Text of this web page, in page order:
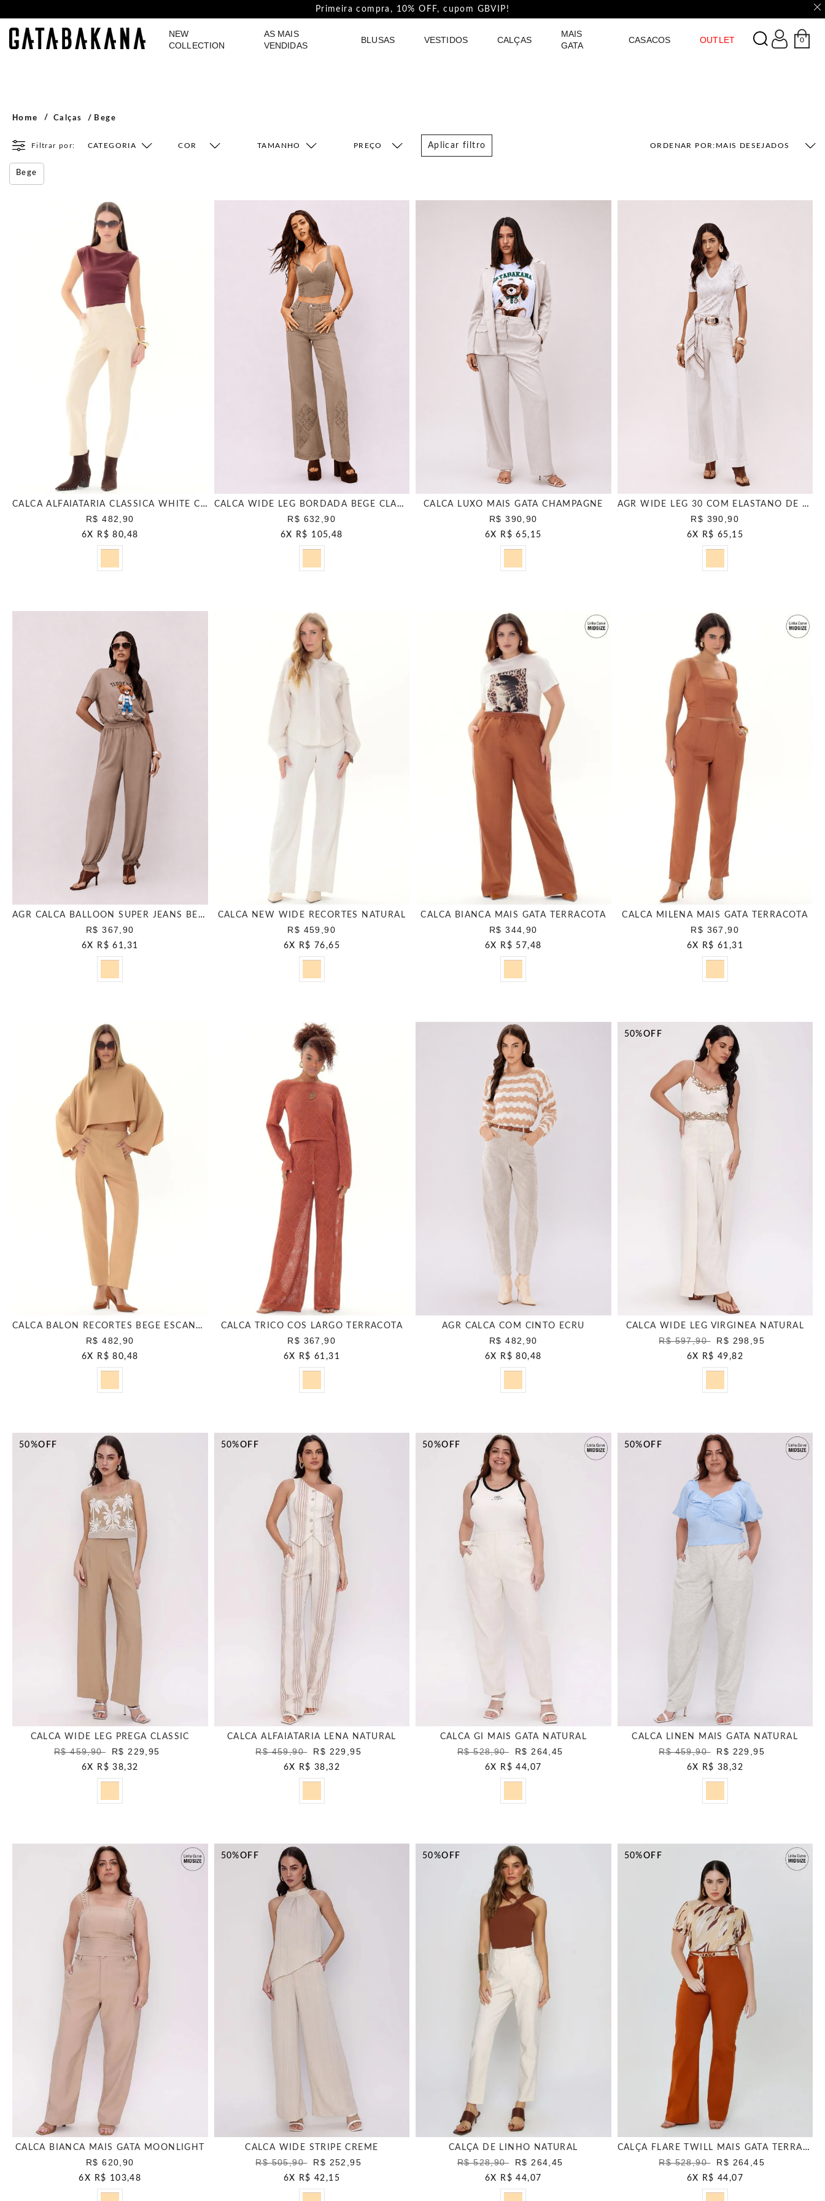
Pague com PIX e ganhe 5%Off na Coleção Outline!
NEW
COLLECTION
AS MAIS
VENDIDAS
BLUSAS VESTIDOS CALÇAS
MAIS
GATA
CASACOS OUTLET
GATABAKANA 0
Home Calças Bege
Filtrar por: CATEGORIA COR TAMANHO Aplicar filtro ORDENAR POR: MAIS DESEJADOS
Bege
CALCA ALFAIATARIA CLASSICA WHITE CHOCOLATE
R$ 482,90
6X R$ 80,48
CALCA WIDE LEG BORDADA BEGE CLASSICO
R$ 632,90
6X R$ 105,48
CALCA LUXO MAIS GATA CHAMPAGNE
R$ 390,90
6X R$ 65,15
AGR WIDE LEG 30 COM ELASTANO DE LINHO NATURAL
R$ 390,90
6X R$ 65,15
AGR CALCA BALLOON SUPER JEANS BEGE CLASSICO
R$ 367,90
6X R$ 61,31
CALCA NEW WIDE RECORTES NATURAL
R$ 459,90
6X R$ 76,65
CALCA BIANCA MAIS GATA TERRACOTA
R$ 344,90
6X R$ 57,48
CALCA MILENA MAIS GATA TERRACOTA
R$ 367,90
6X R$ 61,31
CALCA BALON RECORTES BEGE ESCANDINAVO
R$ 482,90
6X R$ 80,48
CALCA TRICO COS LARGO TERRACOTA
R$ 367,90
6X R$ 61,31
AGR CALCA COM CINTO ECRU
R$ 482,90
6X R$ 80,48
50%OFF
CALCA WIDE LEG VIRGINEA NATURAL
R$ 597,90 R$ 298,95
6X R$ 49,82
50%OFF
CALCA WIDE LEG PREGA CLASSIC
R$ 459,90 R$ 229,95
6X R$ 38,32
50%OFF
CALCA ALFAIATARIA LENA NATURAL
R$ 459,90 R$ 229,95
6X R$ 38,32
50%OFF
CALCA GI MAIS GATA NATURAL
R$ 528,90 R$ 264,45
6X R$ 44,07
50%OFF
CALCA LINEN MAIS GATA NATURAL
R$ 459,90 R$ 229,95
6X R$ 38,32
CALCA BIANCA MAIS GATA MOONLIGHT
R$ 620,90
6X R$ 103,48
50%OFF
CALCA WIDE STRIPE CREME
R$ 505,90 R$ 252,95
6X R$ 42,15
50%OFF
CALÇA DE LINHO NATURAL
R$ 528,90 R$ 264,45
6X R$ 44,07
50%OFF
CALÇA FLARE TWILL MAIS GATA TERRACOTA
R$ 528,90 R$ 264,45
6X R$ 44,07